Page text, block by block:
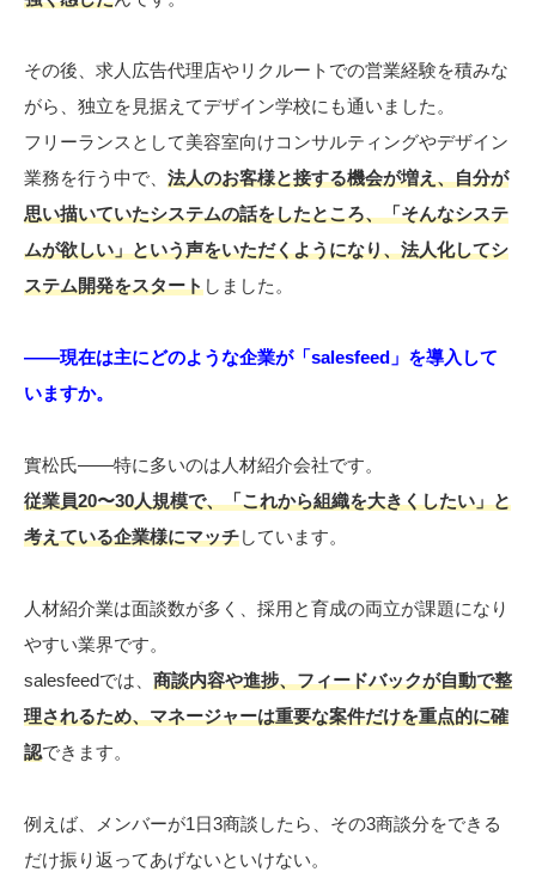
その後、求人広告代理店やリクルートでの営業経験を積みな
がら、独立を見据えてデザイン学校にも通いました。
フリーランスとして美容室向けコンサルティングやデザイン
業務を行う中で、 法人のお客様と接する機会が増え、自分が
思い描いていたシステムの話をしたところ、「そんなシステ
ムが欲しい」という声をいただくようになり、法人化してシ
ステム開発をスタートしました。
――現在は主にどのような企業が「salesfeed」を導入して
いますか。
實松氏――特に多いのは人材紹介会社です。
従業員20〜30人規模で、「これから組織を大きくしたい」と
考えている企業様にマッチしています。
人材紹介業は面談数が多く、採用と育成の両立が課題になり
やすい業界です。
salesfeedでは、 商談内容や進捗、フィードバックが自動で整
理されるため、マネージャーは重要な案件だけを重点的に確
認できます。
例えば、メンバーが1日3商談したら、その3商談分をできる
だけ振り返ってあげないといけない。